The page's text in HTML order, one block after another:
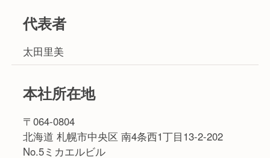
代表者
太田里美
本社所在地
〒064-0804
北海道 札幌市中央区 南4条西1丁目13-2-202
No.5ミカエルビル